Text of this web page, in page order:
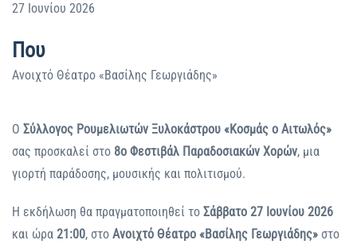
27 Ιουνίου 2026
Που
Ανοιχτό Θέατρο «Βασίλης Γεωργιάδης»
Ο Σύλλογος Ρουμελιωτών Ξυλοκάστρου «Κοσμάς ο Αιτωλός»
σας προσκαλεί στο 8ο Φεστιβάλ Παραδοσιακών Χορών, μια
γιορτή παράδοσης, μουσικής και πολιτισμού.
Η εκδήλωση θα πραγματοποιηθεί το Σάββατο 27 Ιουνίου 2026
και ώρα 21:00, στο Ανοιχτό Θέατρο «Βασίλης Γεωργιάδης» στο